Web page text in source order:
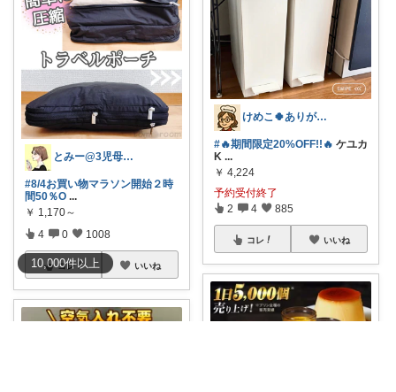
10,000件以上
とみー@3児母の部屋⭐️
#8/4お買い物マラソン開始２時
間50％O ...
￥ 1,170～
4 0 1008
コレ いいね
けめこ🍀ありがとうございます🤭💕
#🔥期間限定20%OFF!!🔥 ケユカ
K ...
￥ 4,224
予約受付終了
2 4 885
コレ いいね